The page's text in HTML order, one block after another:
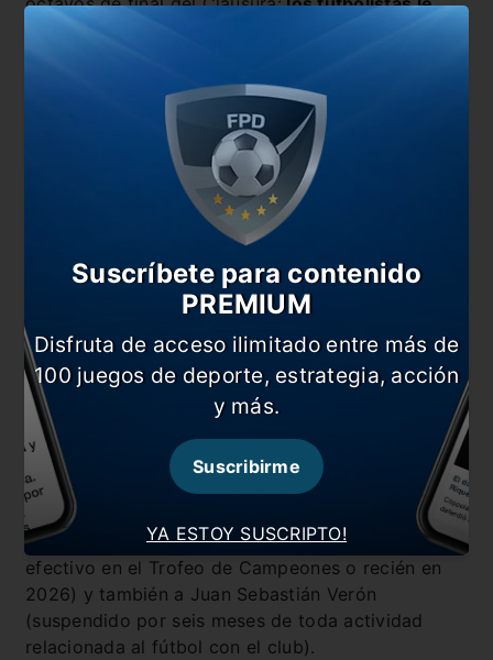
dieron la espalda al plantel de Rosario Central, en
el Gigante de Arroyito
la sorpresiva y controversial coronación del
Canalla como campeón de la Liga Profesional por
haber terminado primero en la tabla anual.
Por ese episodio, la AFA resolvió sancionar a
todos los futbolistas titulares de aquel encuentro
con dos encuentros de suspensión a cumplir en el
próximo torneo (aún es una incógnita si se hará
efectivo en el Trofeo de Campeones o recién en
2026) y también a Juan Sebastián Verón
(suspendido por seis meses de toda actividad
relacionada al fútbol con el club).
YA ESTOY SUSCRIPTO!
Suscríbete para contenido
PREMIUM
Disfruta de acceso ilimitado entre más de
100 juegos de deporte, estrategia, acción
y más.
Suscribirme